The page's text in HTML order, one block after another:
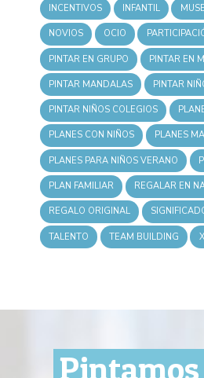
INCENTIVOS INFANTIL
NOVIOS OCIO
PINTAR EN GRUPO PINTAR EN
PINTAR MANDALAS PINTAR
PINTAR NIÑOS COLEGIOS
PLANES CON NIÑOS PLANES
PLANES PARA NIÑOS VERANO
PLAN FAMILIAR REGALAR EN
REGALO ORIGINAL
TALENTO TEAM BUILDING
Pintamos